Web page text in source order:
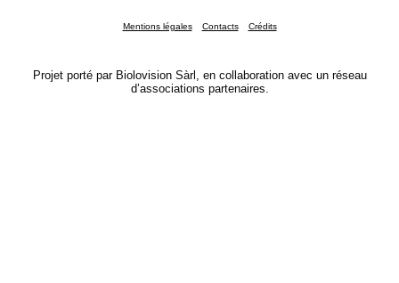
Mentions légales Contacts Crédits
Projet porté par Biolovision Sàrl, en collaboration avec un réseau
d’associations partenaires.